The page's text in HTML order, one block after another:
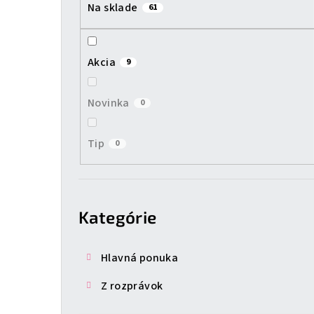
Na sklade 61
Akcia 9
Novinka 0
Tip 0
Kategórie
Hlavná ponuka
Z rozprávok